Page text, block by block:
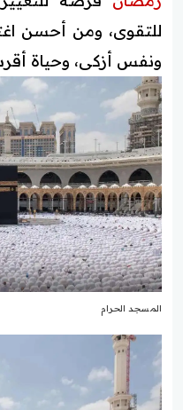
للتقوى، ومن أحسن
ونفس أزكى، وحياة
المسجد الحرام